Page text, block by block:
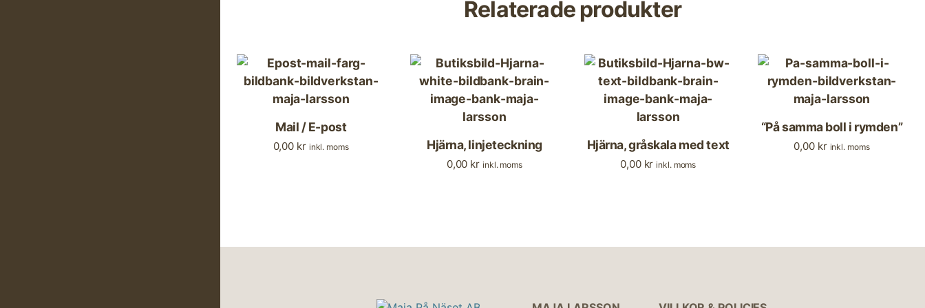
Relaterade produkter
Mail / E-post
0,00 kr inkl. moms Hjärna, linjeteckning
0,00 kr inkl. moms
Hjärna, gråskala med text
0,00 kr inkl. moms
“På samma boll i rymden”
0,00 kr inkl. moms